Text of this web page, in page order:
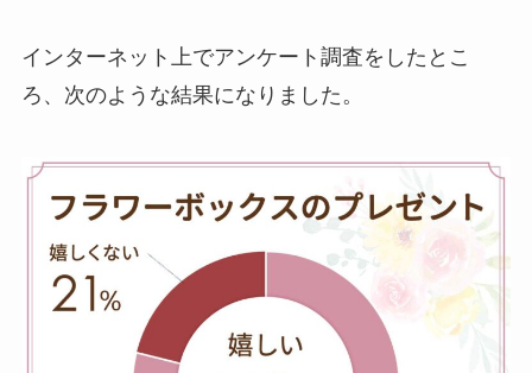
トは嬉しくない ？セ
ンスいいものや1000
【男女100人回答】マ
フラーのプレゼント
？重いし
いらないと思われな
いか調査！
サボンのプレゼント
インターネット上でアンケート調査をしたとこ
ろ、次のような結果になりました。